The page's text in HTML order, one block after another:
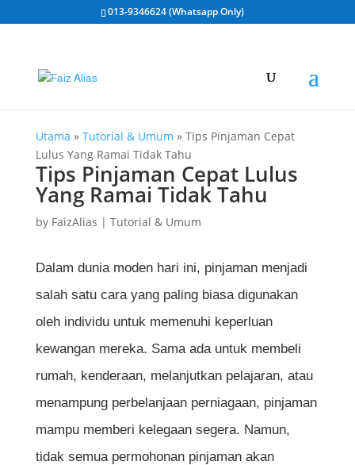
013-9346624 (Whatsapp Only)
Utama » Tutorial & Umum » Tips Pinjaman Cepat
Lulus Yang Ramai Tidak Tahu
Tips Pinjaman Cepat Lulus
Yang Ramai Tidak Tahu
by FaizAlias | Tutorial & Umum
Dalam dunia moden hari ini, pinjaman menjadi
salah satu cara yang paling biasa digunakan
oleh individu untuk memenuhi keperluan
kewangan mereka. Sama ada untuk membeli
rumah, kenderaan, melanjutkan pelajaran, atau
menampung perbelanjaan perniagaan, pinjaman
mampu memberi kelegaan segera. Namun,
tidak semua permohonan pinjaman akan